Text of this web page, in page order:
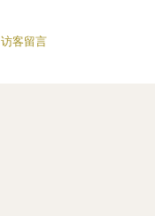
访客留言